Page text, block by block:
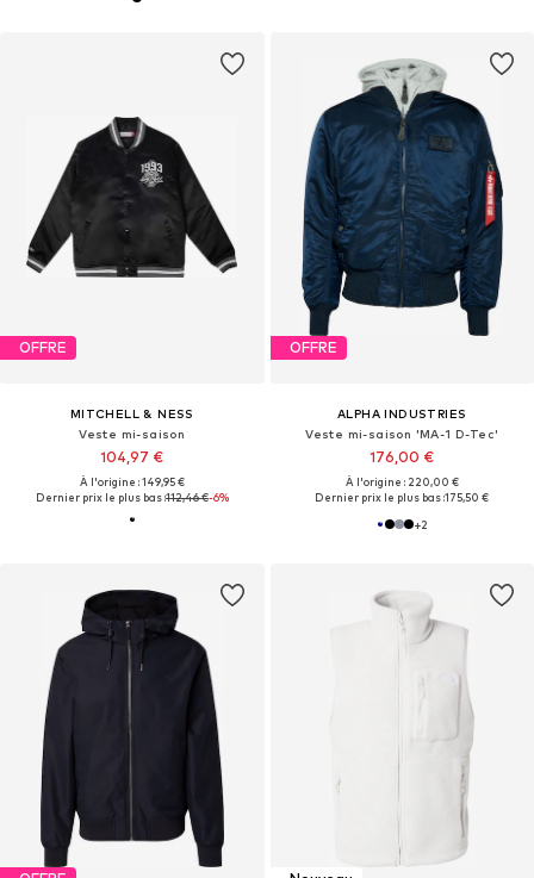
OFFRE
MITCHELL & NESS
Veste mi-saison
104,97 €
À l'origine : 149,95 €
Dernier prix le plus bas :112,46 €-6%
OFFRE
ALPHA INDUSTRIES
Veste mi-saison 'MA-1 D-Tec'
176,00 €
À l'origine : 220,00 €
Dernier prix le plus bas :175,50 €
+2